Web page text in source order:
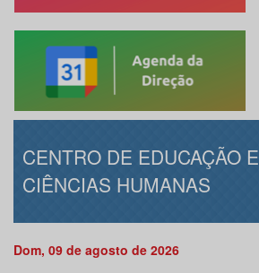
CENTRO DE EDUCAÇÃO E
CIÊNCIAS HUMANAS
Dom, 09 de agosto de 2026